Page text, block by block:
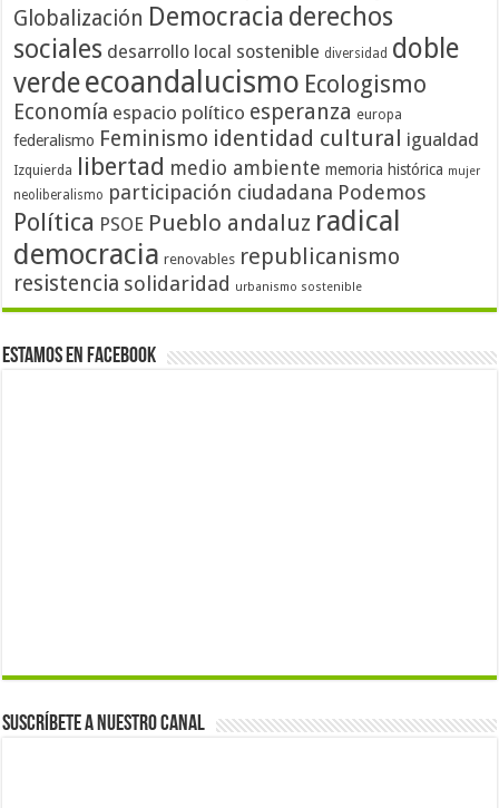
Globalización Democracia derechos
sociales desarrollo local sostenible diversidad doble
verdeecoandalucismo Ecologismo
Economía espacio político esperanza europa
federalismo Feminismo identidad cultural igualdad
Izquierda libertad medio ambiente memoria histórica mujer
neoliberalismo participación ciudadana Podemos
Política PSOE Pueblo andaluz radical
democracia renovables republicanismo
resistencia solidaridad urbanismo sostenible
Estamos en Facebook
Suscríbete a nuestro canal